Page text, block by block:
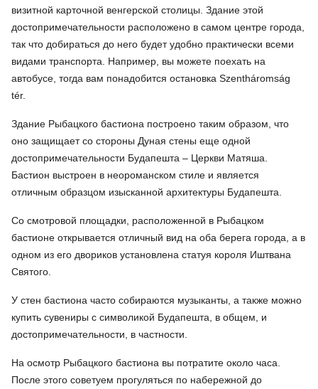
визитной карточной венгерской столицы. Здание этой
достопримечательности расположено в самом центре города,
так что добираться до него будет удобно практически всеми
видами транспорта. Например, вы можете поехать на
автобусе, тогда вам понадобится остановка Szentháromság
tér.
Здание Рыбацкого бастиона построено таким образом, что
оно защищает со стороны Дуная стены еще одной
достопримечательности Будапешта – Церкви Матяша.
Бастион выстроен в неороманском стиле и является
отличным образцом изысканной архитектуры Будапешта.
Со смотровой площадки, расположенной в Рыбацком
бастионе открывается отличный вид на оба берега города, а в
одном из его двориков установлена статуя короля Иштвана
Святого.
У стен бастиона часто собираются музыканты, а также можно
купить сувениры с символикой Будапешта, в общем, и
достопримечательности, в частности.
На осмотр Рыбацкого бастиона вы потратите около часа.
После этого советуем прогуляться по набережной до